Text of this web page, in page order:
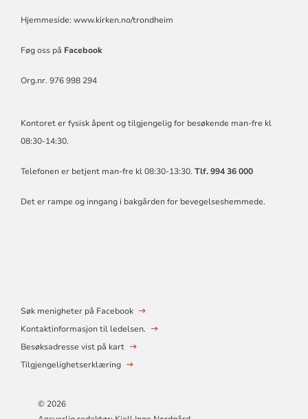
Hjemmeside: www.kirken.no/trondheim
Føg oss på Facebook
Org.nr. 976 998 294
Kontoret er fysisk åpent og tilgjengelig for besøkende man-fre kl
08:30-14:30.
Telefonen er betjent man-fre kl 08:30-13:30. Tlf. 994 36 000
Det er rampe og inngang i bakgården for bevegelseshemmede.
Søk menigheter på Facebook
Kontaktinformasjon til ledelsen.
Besøksadresse vist på kart
Tilgjengelighetserklæring
© 2026